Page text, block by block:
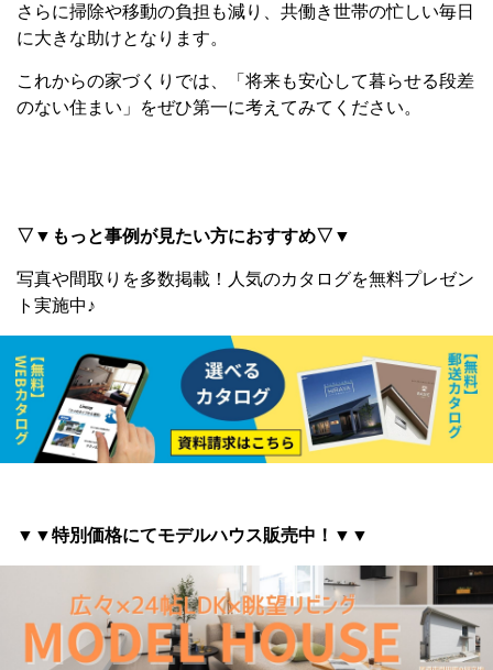
さらに掃除や移動の負担も減り、共働き世帯の忙しい毎日
に大きな助けとなります。
これからの家づくりでは、「将来も安心して暮らせる段差
のない住まい」をぜひ第一に考えてみてください。
▽▼もっと事例が見たい方におすすめ▽▼
写真や間取りを多数掲載！ 人気のカタログを無料プレゼン
ト実施中♪
▼▼特別価格にてモデルハウス販売中！▼▼